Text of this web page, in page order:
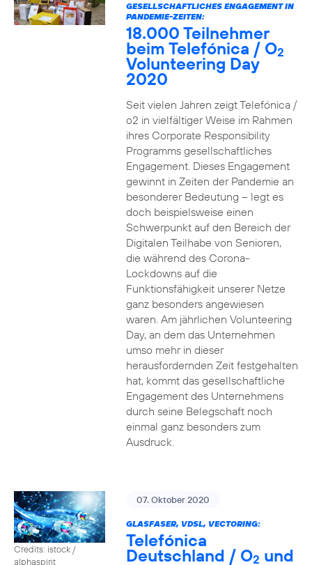
GESELLSCHAFTLICHES ENGAGEMENT IN
PANDEMIE-ZEITEN:
18.000 Teilnehmer
beim Telefónica / O2
Volunteering Day
2020
Seit vielen Jahren zeigt Telefónica /
o2 in vielfältiger Weise im Rahmen
ihres Corporate Responsibility
Programms gesellschaftliches
Engagement. Dieses Engagement
gewinnt in Zeiten der Pandemie an
besonderer Bedeutung – legt es
doch beispielsweise einen
Schwerpunkt auf den Bereich der
Digitalen Teilhabe von Senioren,
die während des Corona-
Lockdowns auf die
Funktionsfähigkeit unserer Netze
ganz besonders angewiesen
waren. Am jährlichen Volunteering
Day, an dem das Unternehmen
umso mehr in dieser
herausfordernden Zeit festgehalten
hat, kommt das gesellschaftliche
Engagement des Unternehmens
durch seine Belegschaft noch
einmal ganz besonders zum
Ausdruck.
Credits: istock /
alphaspirit
07. Oktober 2020
GLASFASER, VDSL, VECTORING:
Telefónica
Deutschland / O2 und